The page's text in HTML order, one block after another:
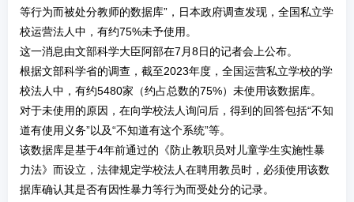
等行为而被处分教师的数据库”，日本政府调查发现，全国私立学
校运营法人中，有约75%未予使用。
这一消息由文部科学大臣阿部在7月8日的记者会上公布。
根据文部科学省的调查，截至2023年度，全国运营私立学校的学
校法人中，有约5480家（约占总数的75%）未使用该数据库。
对于未使用的原因，在向学校法人询问后，得到的回答包括“不知
道有使用义务”以及“不知道有这个系统”等。
该数据库是基于4年前通过的《防止教职员对儿童学生实施性暴
力法》而设立，法律规定学校法人在聘用教员时，必须使用该数
据库确认其是否有因性暴力等行为而受处分的记录。